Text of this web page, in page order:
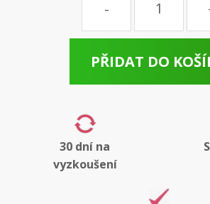
PŘIDAT DO
30 dní na
vyzkoušení